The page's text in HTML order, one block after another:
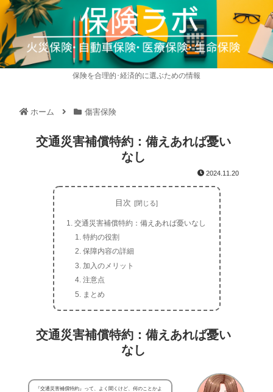
保険を合理的･経済的に選ぶための情報
ホーム 傷害保険
交通災害補償特約：備えあれば憂い
なし
2024.11.20
目次
交通災害補償特約：備えあれば憂いなし
特約の役割
保障内容の詳細
加入のメリット
注意点
まとめ
交通災害補償特約：備えあれば憂い
なし
『交通災害補償特約』って、よく聞くけど、何のことかよ